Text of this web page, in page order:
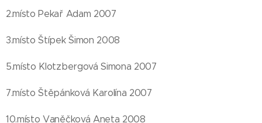
2.místo Pekař Adam 2007
3.místo Štípek Šimon 2008
5.místo Klotzbergová Simona 2007
7.místo Štěpánková Karolína 2007
10.místo Vaněčková Aneta 2008